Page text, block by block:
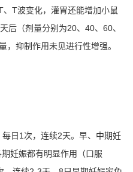
T波变化，灌胃还能增加小鼠
后（剂量分别为20、40、60、
抑制作用未见进行性增强。
日1次，连续2天。早、中期妊
妊娠都有明显作用（口服